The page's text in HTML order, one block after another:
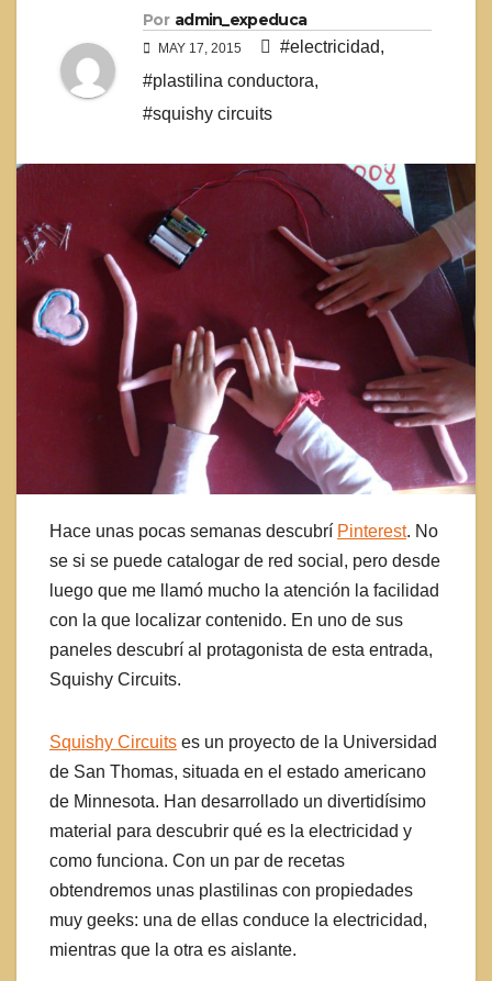
Por admin_expeduca
MAY 17, 2015 #electricidad,
#plastilina conductora,
#squishy circuits
Hace unas pocas semanas descubrí Pinterest. No
se si se puede catalogar de red social, pero desde
luego que me llamó mucho la atención la facilidad
con la que localizar contenido. En uno de sus
paneles descubrí al protagonista de esta entrada,
Squishy Circuits.
Squishy Circuits es un proyecto de la Universidad
de San Thomas, situada en el estado americano
de Minnesota. Han desarrollado un divertidísimo
material para descubrir qué es la electricidad y
como funciona. Con un par de recetas
obtendremos unas plastilinas con propiedades
muy geeks: una de ellas conduce la electricidad,
mientras que la otra es aislante.